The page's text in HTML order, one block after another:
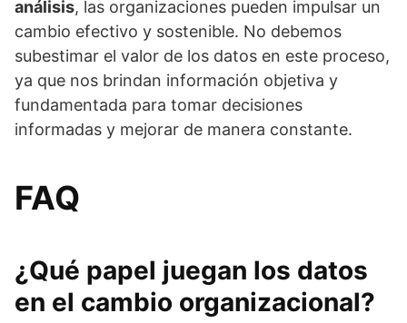
análisis, las organizaciones pueden impulsar un
cambio efectivo y sostenible. No debemos
subestimar el valor de los datos en este proceso,
ya que nos brindan información objetiva y
fundamentada para tomar decisiones
informadas y mejorar de manera constante.
FAQ
¿Qué papel juegan los datos
en el cambio organizacional?